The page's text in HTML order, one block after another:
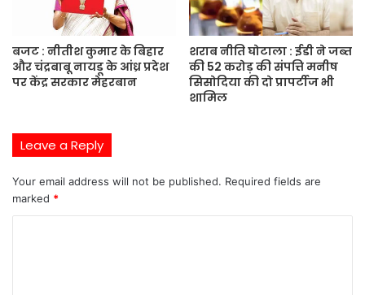
बजट : नीतीश कुमार के बिहार
और चंद्रबाबू नायडू के आंध्र प्रदेश
पर केंद्र सरकार मेहरबान
शराब नीति घोटाला : ईडी ने जब्त
की 52 करोड़ की संपत्ति मनीष
सिसोदिया की दो प्रापर्टीज भी
शामिल
Leave a Reply
Your email address will not be published. Required fields are
marked *